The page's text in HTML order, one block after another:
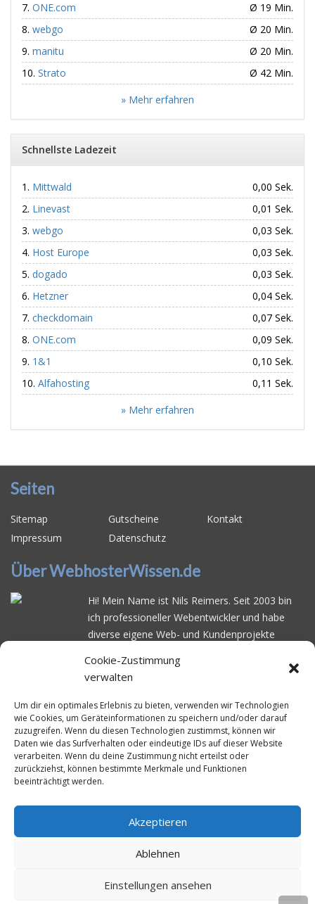
Cookie-Zustimmung
verwalten
Um dir ein optimales Erlebnis zu bieten, verwenden wir Technologien
wie Cookies, um Geräteinformationen zu speichern und/oder darauf
zuzugreifen. Wenn du diesen Technologien zustimmst, können wir
Daten wie das Surfverhalten oder eindeutige IDs auf dieser Website
verarbeiten. Wenn du deine Zustimmung nicht erteilst oder
zurückziehst, können bestimmte Merkmale und Funktionen
beeinträchtigt werden.
Akzeptieren
Ablehnen
Einstellungen ansehen
ONE.com
Ø 19 Min.
webgo
Ø 20 Min.
manitu
Ø 20 Min.
Strato
Ø 42 Min.
» Mehr erfahren
Schnellste Ladezeit
Mittwald
0,00 Sek.
Linevast
0,01 Sek.
webgo
0,03 Sek.
Host Europe
0,03 Sek.
dogado
0,03 Sek.
Hetzner
0,04 Sek.
checkdomain
0,07 Sek.
ONE.com
0,09 Sek.
1&1
0,10 Sek.
Alfahosting
0,11 Sek.
» Mehr erfahren
Seiten
Sitemap Gutscheine
Kontakt
Impressum
Datenschutz
Über WebhosterWissen.de
Hi! Mein Name ist Nils Reimers. Seit 2003 bin
ich professioneller Webentwickler und habe
diverse eigene Web- und Kundenprojekte
schwierig ist gutes Webhosting zu finden: Bei
vielen Anbietern ärgert man sich über
Serverausfälleoder überlangsame
Ladezeiten. Deswegen habe ich im Mai 2016
angefangen, die bekanntesten Webhoster
systematisch zu testen und deren
Erreichbarkeit und Ladezeit für eine typische
Website basierend auf dem beliebten CMS-
System WordPress zu protokollieren. Auf
WebhosterWissen.de werte ich diese
Messungen kontinuierlich aus und gebe euch
unabhängige Empfehlungen für den idealen